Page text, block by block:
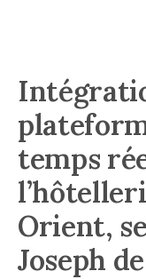
temps
Orient,
Joseph